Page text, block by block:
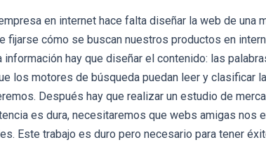
en internet hace falta diseñar la web de una
fijarse cómo se buscan nuestros productos en
información hay que diseñar el contenido: las
los motores de búsqueda puedan leer y clasificar
Después hay que realizar un estudio de
es dura, necesitaremos que webs amigas nos
Este trabajo es duro pero necesario para tener